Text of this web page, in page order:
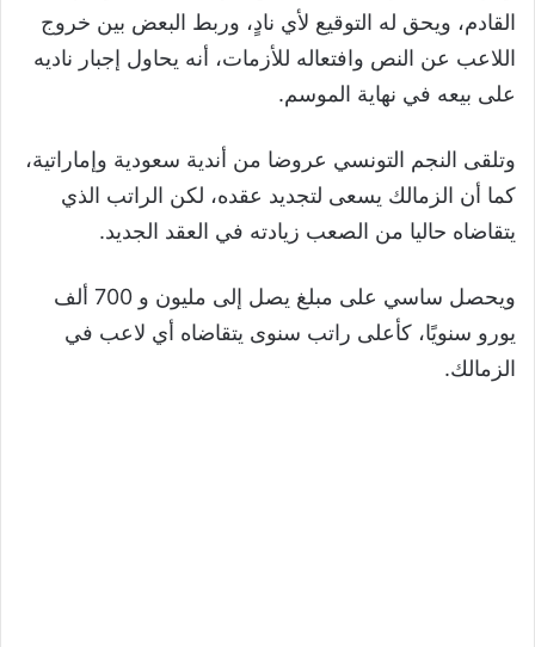
القادم، ويحق له التوقيع لأي نادٍ، وربط البعض بين خروج
اللاعب عن النص وافتعاله للأزمات، أنه يحاول إجبار ناديه
على بيعه في نهاية الموسم.
وتلقى النجم التونسي عروضا من أندية سعودية وإماراتية،
كما أن الزمالك يسعى لتجديد عقده، لكن الراتب الذي
يتقاضاه حاليا من الصعب زيادته في العقد الجديد.
ويحصل ساسي على مبلغ يصل إلى مليون و 700 ألف
يورو سنويًا، كأعلى راتب سنوى يتقاضاه أي لاعب في
الزمالك.